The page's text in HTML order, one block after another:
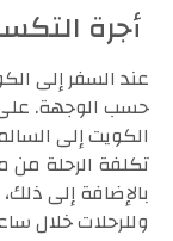
أجرة
عند السفر إلى
حسب الوجهة. على
بالإضافة إلى
وللرحلات خلال